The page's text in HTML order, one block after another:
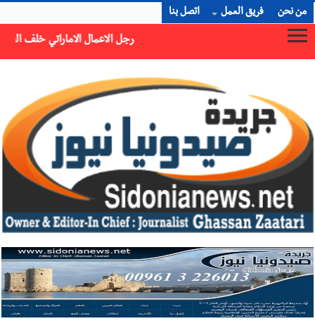
من نحن فريق العمل اتصل بنا
رجل الاعمال الاماراتي خلف الحبتور : 112 شهيداً شُيّعوا في ‫غزة‬ بعد أن بقوا تحت الأنقاض منذ عام 2023: أيُعقل أن يبقى الشعب الفلسطيني يعيش كل هذا الألم؟ وإلى متى تستمر هذه المعاناة التي تمزق القلوب والضمائر؟